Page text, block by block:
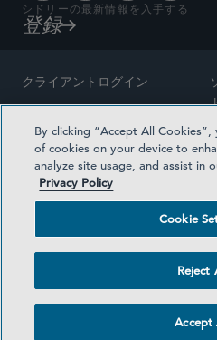
シドリーの最新情報を入手する
登録
クライアントログイン
弁護士の広告
プライバシー方針
©2026 SIDLEY AUSTIN LLP
By clicking “Accept All
of cookies on your device to
analyze site usage, and assist in
Privacy Policy
Cookie
Reject
Accept